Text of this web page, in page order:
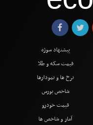
پیشنهاد سوژه
قیمت سکه و طلا
نرخ ها و نمودارها
شاخص بورس
قیمت خودرو
آمار و شاخص ها